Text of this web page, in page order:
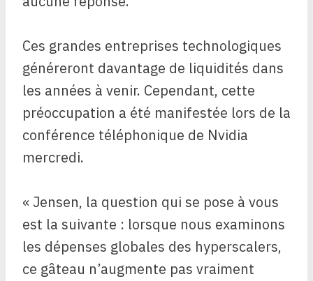
Ces grandes entreprises technologiques
généreront davantage de liquidités dans
les années à venir. Cependant, cette
préoccupation a été manifestée lors de la
conférence téléphonique de Nvidia
mercredi.
« Jensen, la question qui se pose à vous
est la suivante : lorsque nous examinons
les dépenses globales des hyperscalers,
ce gâteau n’augmente pas vraiment